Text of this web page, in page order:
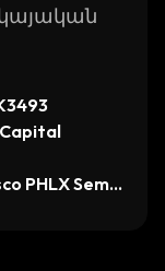
PHLX Semic